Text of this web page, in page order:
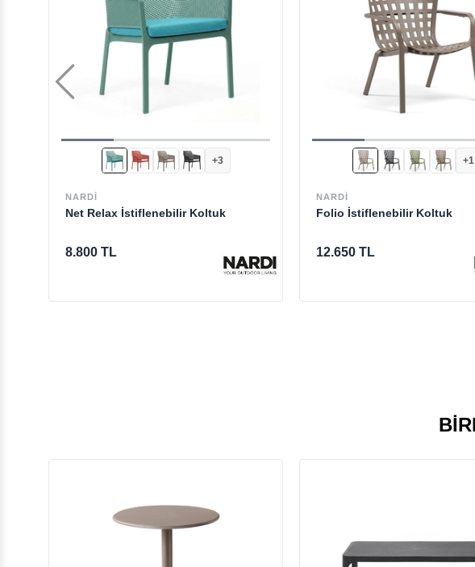
+3
NARDI
Net Relax İstiflenebilir Koltuk
8.800 TL
+1
NARDI
Folio İstiflenebilir Koltuk
12.650 TL